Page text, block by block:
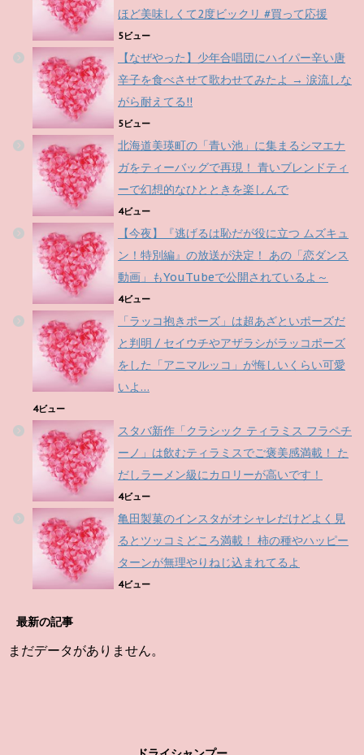
ほど美味しくて2度ビックリ #買って応援
5ビュー
【なぜやった】少年合唱団にハイパー辛い唐
辛子を食べさせて歌わせてみたよ → 涙流しな
がら耐えてる!!
5ビュー
北海道美瑛町の「青い池」に集まるシマエナ
ガをティーバッグで再現！ 青いブレンドティ
ーで幻想的なひとときを楽しんで
4ビュー
【今夜】『逃げるは恥だが役に立つ ムズキュ
ン！特別編』の放送が決定！ あの「恋ダンス
動画」もYouTubeで公開されているよ～
4ビュー
「ラッコ抱きポーズ」は超あざといポーズだ
と判明 / セイウチやアザラシがラッコポーズ
をした「アニマルッコ」が悔しいくらい可愛
いよ…
4ビュー
スタバ新作「クラシック ティラミス フラペチ
ーノ」は飲むティラミスでご褒美感満載！ た
だしラーメン級にカロリーが高いです！
4ビュー
亀田製菓のインスタがオシャレだけどよく見
るとツッコミどころ満載！ 柿の種やハッピー
ターンが無理やりねじ込まれてるよ
4ビュー
最新の記事
まだデータがありません。